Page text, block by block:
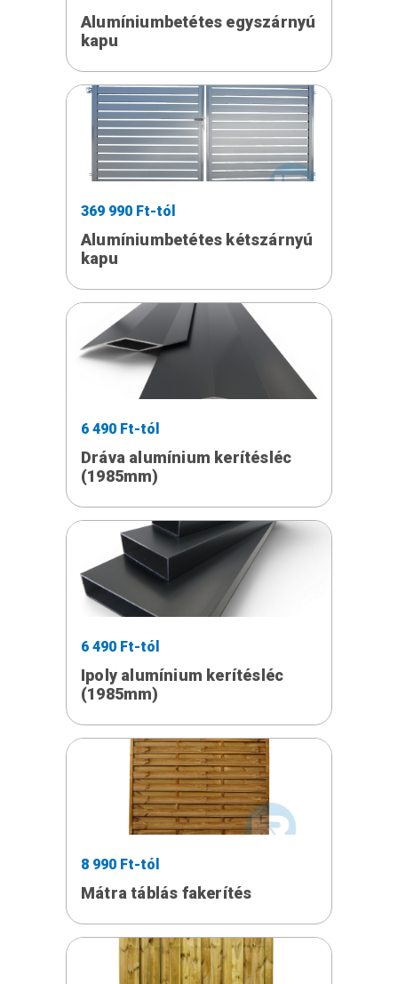
Alumíniumbetétes egyszárnyú
kapu
369 990 Ft-tól
Alumíniumbetétes kétszárnyú
kapu
6 490 Ft-tól
Dráva alumínium kerítésléc
(1985mm)
6 490 Ft-tól
Ipoly alumínium kerítésléc
(1985mm)
8 990 Ft-tól
Mátra táblás fakerítés